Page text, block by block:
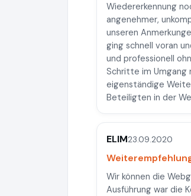
Wiedererkennung
angenehmer,
unseren
ging schnell voran
und professionell
Schritte im Umgang
eigenständige
Beteiligten in der
ELIM23.09.2020
Wir können die
Ausführung war die